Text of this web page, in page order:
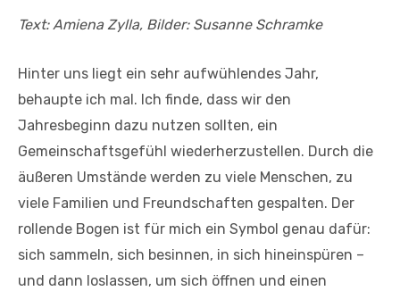
Text: Amiena Zylla, Bilder: Susanne Schramke
Hinter uns liegt ein sehr aufwühlendes Jahr,
behaupte ich mal. Ich finde, dass wir den
Jahresbeginn dazu nutzen sollten, ein
Gemeinschaftsgefühl wiederherzustellen. Durch die
äußeren Umstände werden zu viele Menschen, zu
viele Familien und Freundschaften gespalten. Der
rollende Bogen ist für mich ein Symbol genau dafür:
sich sammeln, sich besinnen, in sich hineinspüren –
und dann loslassen, um sich öffnen und einen